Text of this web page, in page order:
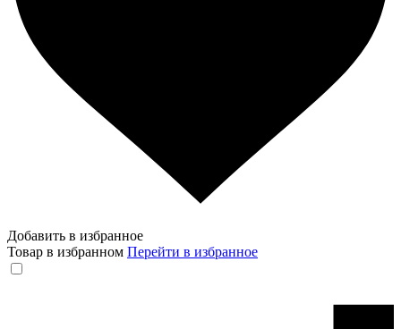
Добавить в избранное
Товар в избранном Перейти в избранное